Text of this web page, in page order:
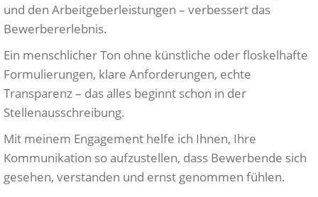
und den Arbeitgeberleistungen – verbessert das
Bewerbererlebnis.
Ein menschlicher Ton ohne künstliche oder floskelhafte
Formulierungen, klare Anforderungen, echte
Transparenz – das alles beginnt schon in der
Stellenausschreibung.
Mit meinem Engagement helfe ich Ihnen, Ihre
Kommunikation so aufzustellen, dass Bewerbende sich
gesehen, verstanden und ernst genommen fühlen.